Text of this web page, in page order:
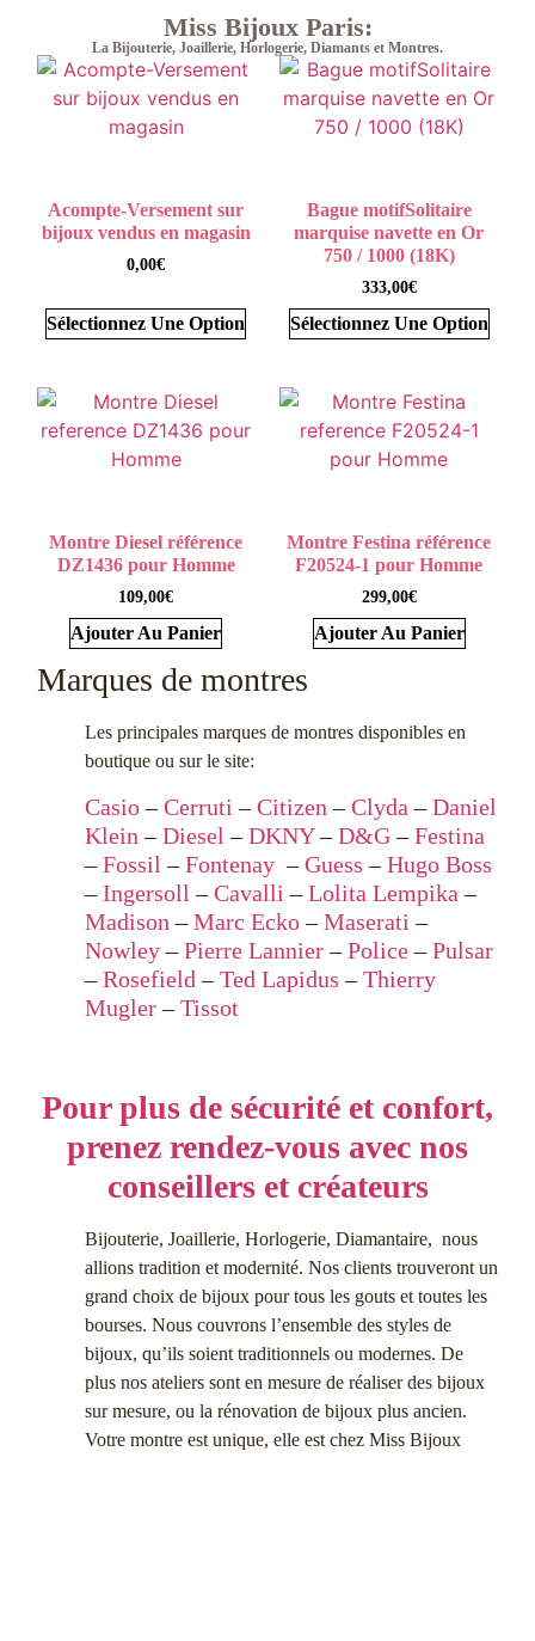
Miss Bijoux Paris:
La Bijouterie, Joaillerie, Horlogerie, Diamants et Montres.
Acompte-Versement sur
bijoux vendus en magasin
0,00€
Sélectionnez Une Option
Bague motifSolitaire
marquise navette en Or
750 / 1000 (18K)
333,00€
Sélectionnez Une Option
Montre Diesel référence
DZ1436 pour Homme
109,00€
Ajouter Au Panier
Montre Festina référence
F20524-1 pour Homme
299,00€
Ajouter Au Panier
Marques de montres
Les principales marques de montres disponibles en
boutique ou sur le site:
Casio–Cerruti –Citizen –Clyda –Daniel
Klein –Diesel –DKNY–D&G–Festina
–Fossil –Fontenay–Guess –Hugo Boss
–Ingersoll –Cavalli –Lolita Lempika –
Madison –Marc Ecko–Maserati –
Nowley–Pierre Lannier–Police–Pulsar
–Rosefield –Ted Lapidus –Thierry
Mugler–Tissot
Pour plus de sécurité et confort,
prenez rendez-vous avec nos
conseillers et créateurs
Bijouterie, Joaillerie, Horlogerie, Diamantaire, nous
allions tradition et modernité. Nos clients trouveront un
grand choix de bijoux pour tous les gouts et toutes les
bourses. Nous couvrons l’ensemble des styles de
bijoux, qu’ils soient traditionnels ou modernes. De
plus nos ateliers sont en mesure de réaliser des bijoux
sur mesure, ou la rénovation de bijoux plus ancien.
Votre montre est unique, elle est chez Miss Bijoux